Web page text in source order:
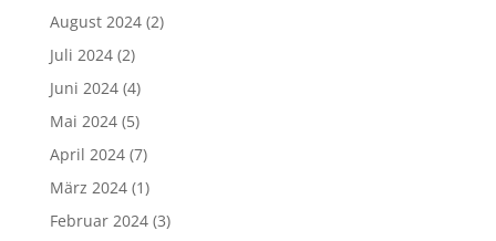
August 2024(2)
Juli 2024(2)
Juni 2024(4)
Mai 2024(5)
April 2024(7)
März 2024(1)
Februar 2024(3)